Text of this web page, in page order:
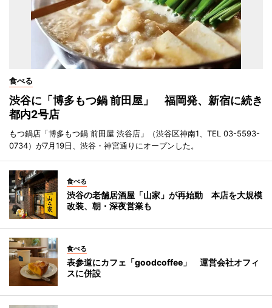
食べる
渋谷に「博多もつ鍋 前田屋」 福岡発、新宿に続き
都内2号店
もつ鍋店「博多もつ鍋 前田屋 渋谷店」（渋谷区神南1、TEL 03-5593-
0734）が7月19日、渋谷・神宮通りにオープンした。
食べる
渋谷の老舗居酒屋「山家」が再始動 本店を大規模
改装、朝・深夜営業も
食べる
表参道にカフェ「goodcoffee」 運営会社オフィ
スに併設